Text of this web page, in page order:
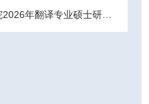
业硕士研究生（MTI）一志愿考生面试工作圆满结束